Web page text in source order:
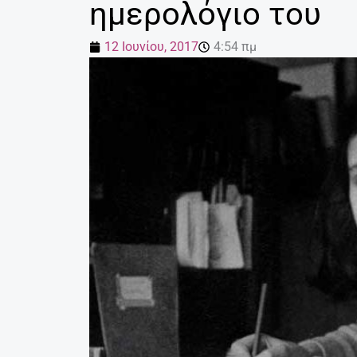
ημερολόγιο του
12 Ιουνίου, 2017 4:54 πμ